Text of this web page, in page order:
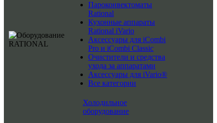
Пароконвектоматы
Rational
Кухонные аппараты
Rational iVario
Аксессуары для iCombi
Pro и iCombi Classic
Очистители и средства
ухода за аппаратами
Аксессуары для iVario®
Все категории
Холодильное
оборудование